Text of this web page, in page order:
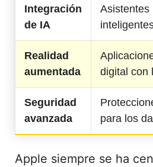
Integración
de IA
Asistentes
Realidad
aumentada
digital con
Seguridad
avanzada
para los
Apple siempre se ha